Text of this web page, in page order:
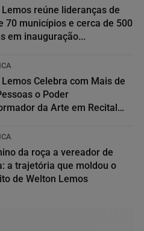
reúne lideranças de
70 municípios e cerca de 500
em inauguração...
Celebra com Mais de
o Poder
da Arte em Recital
da roça a vereador de
a trajetória que moldou o
de Welton Lemos